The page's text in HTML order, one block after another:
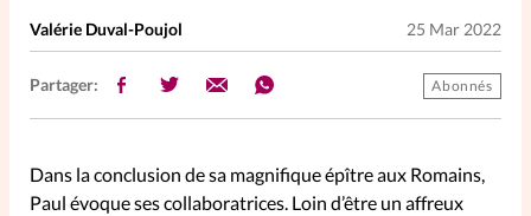
La Bible au féminin
Lifestyle
Littérature
PersonnElles
Valérie Duval-Poujol 25 Mar 2022
Partager: Abonnés
Dans la conclusion de sa magnifique épître aux Romains,
Paul évoque ses collaboratrices. Loin d’être un affreux